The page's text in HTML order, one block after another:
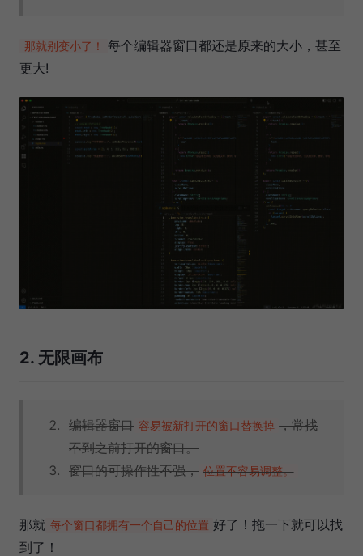
那就别变小了！
每个编辑器窗口都还是原来的大小，甚至
更大!
2. 无限画布
编辑器窗口 容易被新打开的窗口替换掉 ，常找
不到之前打开的窗口。
窗口的可操作性不强， 位置不容易调整。
那就 每个窗口都拥有一个自己的位置 好了！拖一下就可以找
到了！